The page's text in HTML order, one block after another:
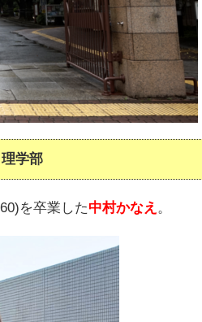
学部
を卒業した中村かなえ 。